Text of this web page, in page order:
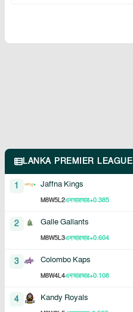
LANKA PREMIER LEAGUE
1 Jaffna Kings
M8W5L2এনআরআর+0.385
2 Galle Gallants
M8W5L3এনআরআর+0.604
3 Colombo Kaps
M8W4L4এনআরআর+0.108
4 Kandy Royals